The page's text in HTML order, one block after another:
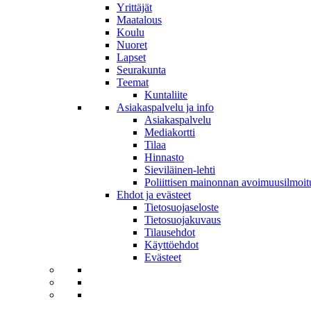
Yrittäjät
Maatalous
Koulu
Nuoret
Lapset
Seurakunta
Teemat
Kuntaliite
Asiakaspalvelu ja info
Asiakaspalvelu
Mediakortti
Tilaa
Hinnasto
Sieviläinen-lehti
Poliittisen mainonnan
Ehdot ja evästeet
Tietosuojaseloste
Tietosuojakuvaus
Tilausehdot
Käyttöehdot
Evästeet